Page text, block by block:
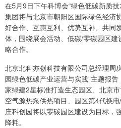
在5月9日下午科博会“绿色低碳新质
集团将与北京市朝阳区国际绿色经济
好合作、互惠互利、优势互补、共同
体，围绕展会活动、低碳/零碳园区
略合作。
北京北科亦创科技有限公司总经理周
园绿色低碳产业运营与实践”主题报
家绿建2星标准打造生态园区、北京
空气源热泵供热项目、园区第4代换
庄科创园将以零碳园区建设为目标，
降耗。